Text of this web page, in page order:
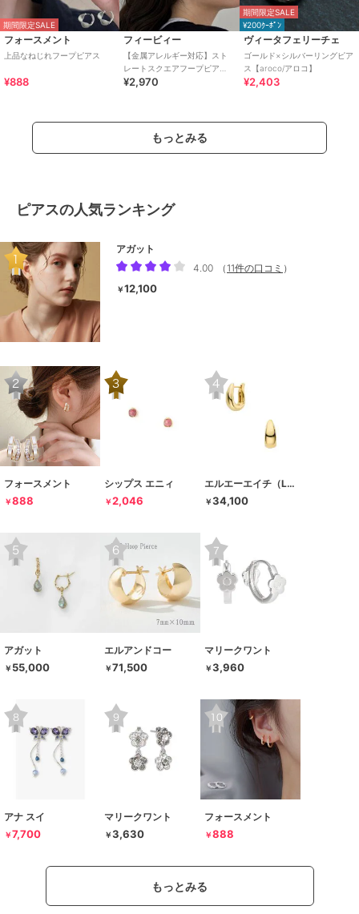
期間限定SALE
フォースメント
上品なねじれフープピアス
¥888
フィービィー
【金属アレルギー対応】スト
レートスクエアフープピア
ス シルバー/サージカルステ
¥2,970
期間限定SALE
¥200ｸｰﾎﾟﾝ
ヴィータフェリーチェ
ゴールド×シルバーリングピア
ス【aroco/アロコ】
¥2,403
もっとみる
ピアスの人気ランキング
アガット
4.00
（ 11件の口コミ ）
￥12,100
フォースメント
￥888
シップス エニィ
￥2,046
エルエーエイチ（LAH）
￥34,100
アガット
￥ 55,000
エルアンドコー
￥71,500
マリークワント
￥3,960
アナ スイ
￥7,700
マリークワント
￥3,630
フォースメント
￥888
もっとみる